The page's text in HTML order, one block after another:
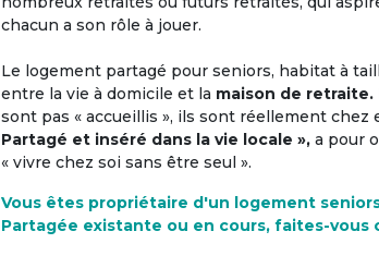
chacun a son rôle à jouer.
Le logement partagé pour seniors, habitat à
entre la vie à domicile et la maison de retraite.
sont pas « accueillis », ils sont réellement chez
Partagé et inséré dans la vie locale », a pour
« vivre chez soi sans être seul ».
Vous êtes propriétaire d'un logement
Partagée existante ou en cours, faites-vous